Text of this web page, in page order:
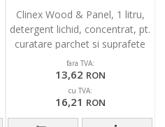
Clinex Wood & Panel, 1 litru,
detergent lichid, concentrat, pt.
curatare parchet si suprafete
lemn
fara TVA:
13,62 RON
cu TVA:
16,21 RON